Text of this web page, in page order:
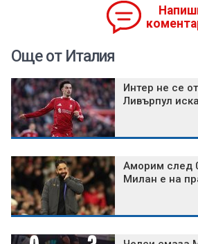
Още от Италия
Интер не се
Ливърпул
Аморим след
Милан е на